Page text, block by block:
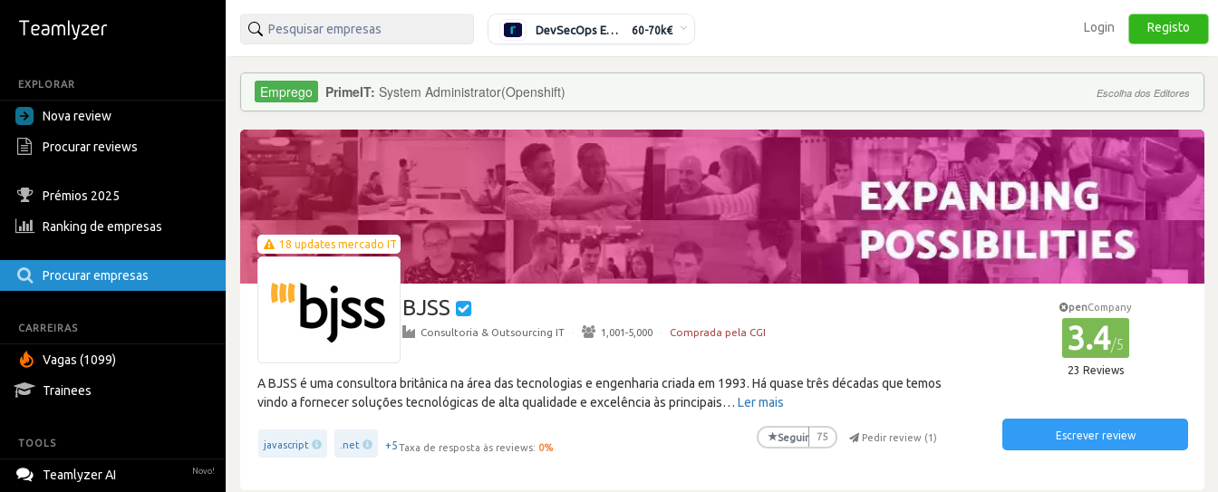
EXPLORAR
Nova review
Procurar reviews
Prémios 2025
Ranking de empresas
Procurar empresas
CARREIRAS
Vagas (1099)
Trainees
TOOLS
Teamlyzer AI Novo!
DevSecOps Engineer 60-70k€ Login Registo
PrimeIT: System Administrator(Openshift) Escolha dos Editores
18 updates mercado IT
BJSS
Consultoria & Outsourcing IT · 1,001-5,000 · Comprada pela CGI
A BJSS é uma consultora britânica na área das tecnologias e engenharia criada em 1993. Há quase três décadas que temos
vindo a fornecer soluções tecnológicas de alta qualidade e excelência às principais… Ler mais
javascript .net +5Taxa de resposta às reviews: 0%
★Seguir 75 Pedir review (1)
penCompany
3.4/5
23 Reviews
Escrever review